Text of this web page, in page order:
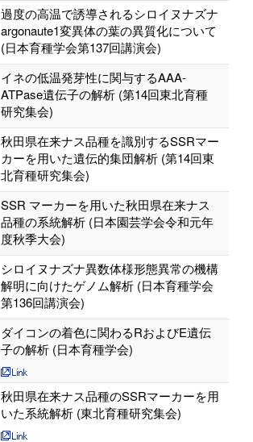
過度の高温で誘導されるシロイヌナズナ
argonaute1変異体の葉の異質化について
(日本育種学会第137回講演会)
イネの低温発芽性に関与するAAA-
ATPase遺伝子の解析 (第14回東北育種
研究集会)
秋田県在来ナス品種を識別するSSRマー
カーを用いた遺伝的集団解析 (第14回東
北育種研究集会)
SSR マーカーを用いた秋田県在来ナス
品種の系統解析 (日本園芸学会令和元年
度秋季大会)
シロイヌナズナ異数体様形態異常の機構
解明に向けたゲノム解析 (日本育種学会
第136回講演会)
ダイコンの着色に関わるRおよびE遺伝
子の解析 (日本育種学会)
秋田県在来ナス品種のSSRマーカーを用
いた系統解析 (東北育種研究集会)